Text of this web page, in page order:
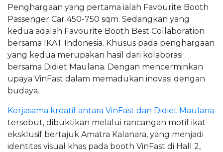
Penghargaan yang pertama ialah Favourite Booth
Passenger Car 450-750 sqm. Sedangkan yang
kedua adalah Favourite Booth Best Collaboration
bersama IKAT Indonesia. Khusus pada penghargaan
yang kedua merupakan hasil dari kolaborasi
bersama Didiet Maulana. Dengan mencerminkan
upaya VinFast dalam memadukan inovasi dengan
budaya.
Kerjasama kreatif antara VinFast dan Didiet Maulana
tersebut, dibuktikan melalui rancangan motif ikat
eksklusif bertajuk Amatra Kalanara, yang menjadi
identitas visual khas pada booth VinFast di Hall 2,